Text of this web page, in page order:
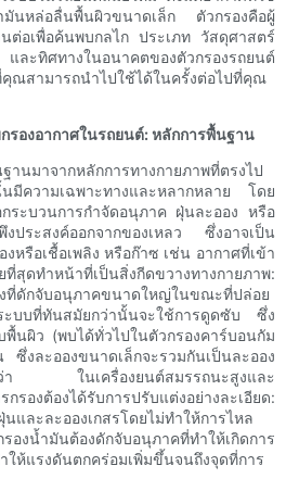
ำมันหล่อลื่นพื้นผิวขนาดเล็ก ตัวกรองคือผู้
ต่อเพื่อค้นพบกลไก ประเภท วัสดุศาสตร์
ละทิศทางในอนาคตของตัวกรองรถยนต์
ณสามารถนำไปใช้ได้ในครั้งต่อไปที่คุณ
รองอากาศในรถยนต์: หลักการพื้นฐาน
านมาจากหลักการทางกายภาพที่ตรงไป
มีความเฉพาะทางและหลากหลาย โดย
ระบวนการกำจัดอนุภาค ฝุ่นละออง หรือ
งประสงค์ออกจากของเหลว ซึ่งอาจเป็น
หรือเชื้อเพลิง หรือก๊าซ เช่น อากาศที่เข้า
สุดทำหน้าที่เป็นสิ่งกีดขวางทางกายภาพ:
ที่ดักจับอนุภาคขนาดใหญ่ในขณะที่ปล่อย
ะบบที่ทันสมัยกว่านั้นจะใช้การดูดซับ ซึ่ง
พื้นผิว (พบได้ทั่วไปในตัวกรองคาร์บอนกัม
งละอองขนาดเล็กจะรวมกันเป็นละออง
ว่า ในเครื่องยนต์สมรรถนะสูงและ
องต้องได้รับการปรับแต่งอย่างละเอียด:
และละอองเกสรโดยไม่ทำให้การไหล
น้ำมันต้องดักจับอนุภาคที่ทำให้เกิดการ
ให้แรงดันตกคร่อมเพิ่มขึ้นจนถึงจุดที่การ